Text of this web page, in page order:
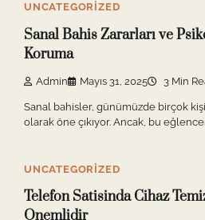
UNCATEGORIZED
Sanal Bahis Zararları ve
Koruma
Admin Mayıs 31, 2025 3 Min
Sanal bahisler, günümüzde birçok
olarak öne çıkıyor. Ancak, bu
UNCATEGORIZED
Telefon Satisinda Cihaz
Onemlidir